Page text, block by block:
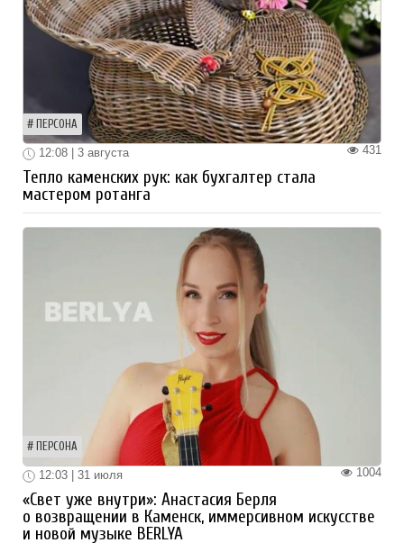
ПЕРСОНА
431
12:08 | 3 августа
Тепло каменских рук: как бухгалтер стала
мастером ротанга
ПЕРСОНА
1004
12:03 | 31 июля
«Свет уже внутри»: Анастасия Берля
о возвращении в Каменск, иммерсивном искусстве
и новой музыке BERLYA